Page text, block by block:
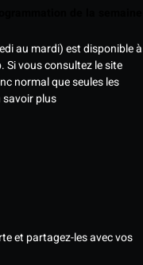
au mardi) est disponible à
Si vous consultez le site
normal que seules les
savoir plus
et partagez-les avec vos